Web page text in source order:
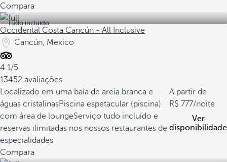
Compara
Tudo incluído
Occidental Costa Cancún - All Inclusive
Cancún, Mexico
4.1/5
13452 avaliações
Localizado em uma baía de areia branca e
águas cristalinasPiscina espetacular (piscina)
com área de loungeServiço tudo incluído e
reservas ilimitadas nos nossos restaurantes de
especialidades
A partir de
777/noite
Ver
disponibilidade
Compara